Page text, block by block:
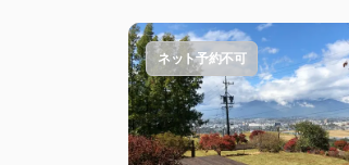
ネット予約不可